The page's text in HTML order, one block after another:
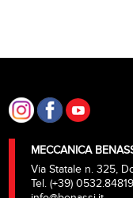
MECCANICA
Via Statale n. 325,
Tel. (+39)